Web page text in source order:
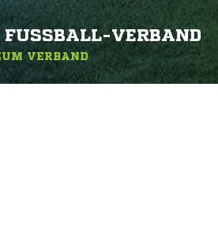
VERBAND
VERBAND